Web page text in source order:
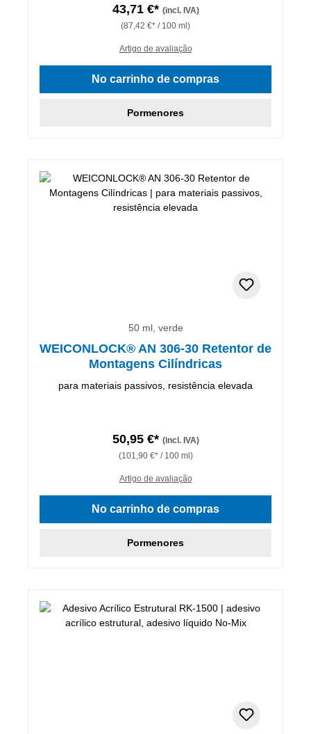
43,71 €* (incl. IVA)
(87,42 €* / 100 ml)
Artigo de avaliação
No carrinho de compras
Pormenores
50 ml, verde
WEICONLOCK® AN 306-30 Retentor de
Montagens Cilíndricas
para materiais passivos, resistência elevada
50,95 €* (incl. IVA)
(101,90 €* / 100 ml)
Artigo de avaliação
No carrinho de compras
Pormenores